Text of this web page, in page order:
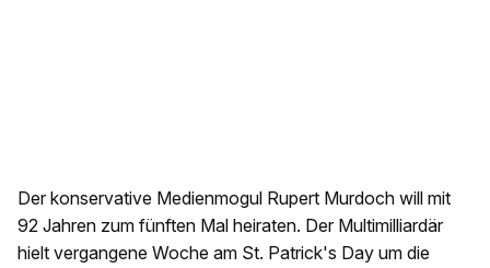
Der konservative Medienmogul Rupert Murdoch will mit
92 Jahren zum fünften Mal heiraten. Der Multimilliardär
hielt vergangene Woche am St. Patrick's Day um die